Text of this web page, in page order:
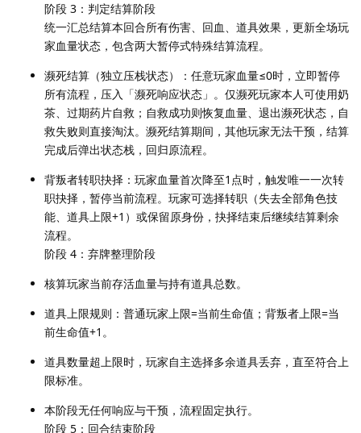
阶段 3：判定结算阶段
统一汇总结算本回合所有伤害、回血、道具效果，更新全场玩
家血量状态，包含两大暂停式特殊结算流程。
濒死结算（独立压栈状态）：任意玩家血量≤0时，立即暂停
所有流程，压入「濒死响应状态」。仅濒死玩家本人可使用奶
茶、过期药片自救；自救成功则恢复血量、退出濒死状态，自
救失败则直接淘汰。濒死结算期间，其他玩家无法干预，结算
完成后弹出状态栈，回归原流程。
背叛者转职抉择：玩家血量首次降至1点时，触发唯一一次转
职抉择，暂停当前流程。玩家可选择转职（失去全部角色技
能、道具上限+1）或保留原身份，抉择结束后继续结算剩余
流程。
阶段 4：弃牌整理阶段
核算玩家当前存活血量与持有道具总数。
道具上限规则：普通玩家上限=当前生命值；背叛者上限=当
前生命值+1。
道具数量超上限时，玩家自主选择多余道具丢弃，直至符合上
限标准。
本阶段无任何响应与干预，流程固定执行。
阶段 5：回合结束阶段